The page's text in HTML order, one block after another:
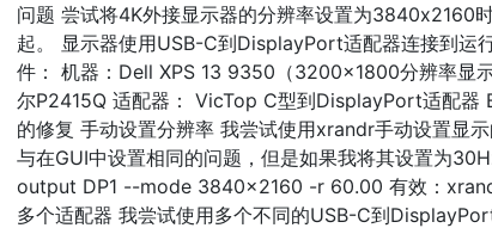
问题 尝试将4K外接显示器的分辨率设置为3840x2160
起。 显示器使用USB-C到DisplayPort适配器连接到运
件： 机器：Dell XPS 13 9350（3200x1800分辨率显
尔P2415Q 适配器： VicTop C型到DisplayPort适配器
的修复 手动设置分辨率 我尝试使用xrandr手动设置显
与在GUI中设置相同的问题，但是如果我将其设置为
output DP1 --mode 3840x2160 -r 60.00 有效：
多个适配器 我尝试使用多个不同的USB-C到